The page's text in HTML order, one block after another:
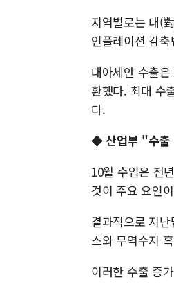
지역별로는 대(
인플레이션 감
대아세안 수출
환했다. 최대 수
다.
◆ 산업부 "수출
10월 수입은 전
것이 주요 요인
결과적으로 지
스와 무역수지
이러한 수출 증